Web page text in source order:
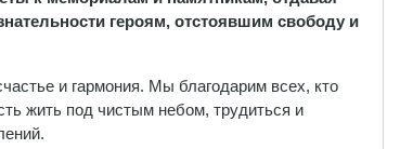
героям, отстоявшим свободу и
и гармония. Мы благодарим всех, кто
жить под чистым небом, трудиться и